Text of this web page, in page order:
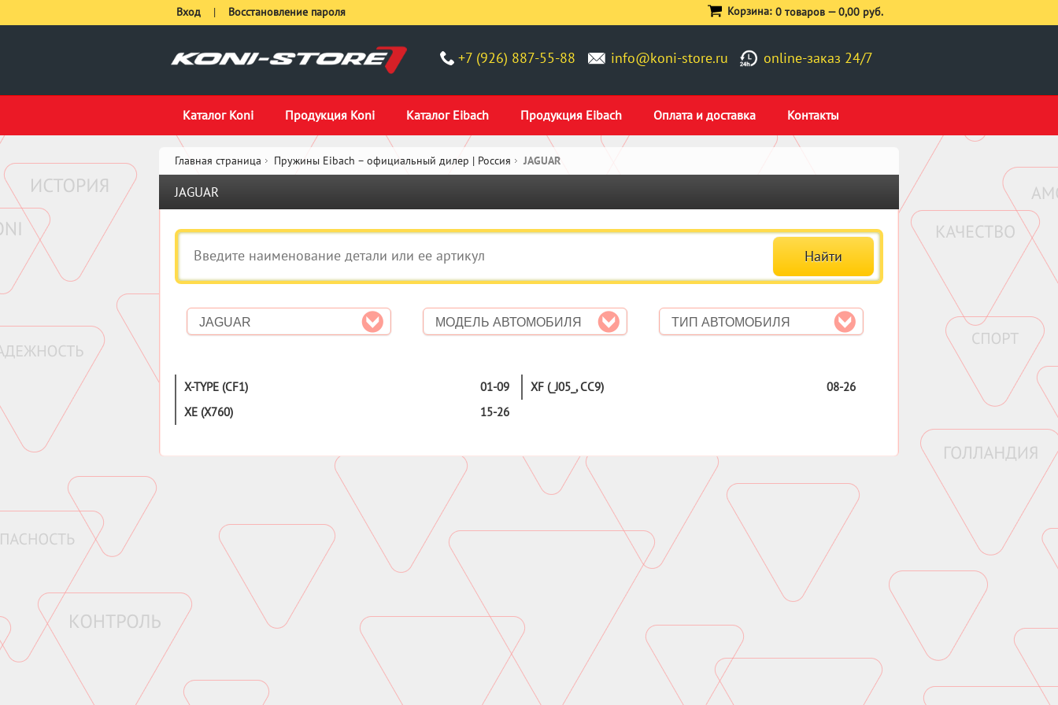
+7 (926) 887-55-88 info@koni-store.ru online-заказ 24/7
Каталог Koni Продукция Koni Каталог Eibach Продукция Eibach Оплата и доставка Контакты
Вход | Восстановление пароля Корзина: 0 товаров —0,00 руб.
Главная страница Пружины Eibach – официальный дилер | Россия JAGUAR
JAGUAR
JAGUAR МОДЕЛЬ АВТОМОБИЛЯ ТИП АВТОМОБИЛЯ
01-09
X-TYPE (CF1)
15-26
XE (X760)
08-26
XF (_J05_, CC9)